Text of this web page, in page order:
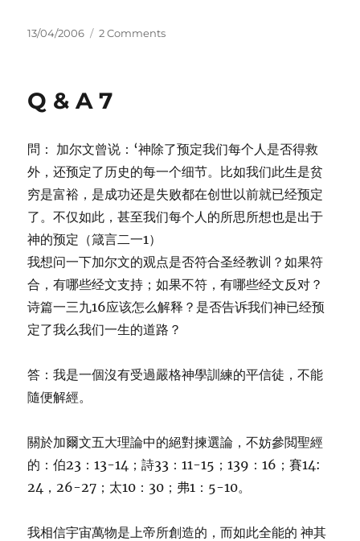
Posted
13/04/2006 2 Commentson
Q & A 7
問： 加尔文曾说：‘神除了预定我们每个人是否得救
外，还预定了历史的每一个细节。比如我们此生是贫
穷是富裕，是成功还是失败都在创世以前就已经预定
了。不仅如此，甚至我们每个人的所思所想也是出于
神的预定（箴言二一1）
我想问一下加尔文的观点是否符合圣经教训？如果符
合，有哪些经文支持；如果不符，有哪些经文反对？
诗篇一三九16应该怎么解释？是否告诉我们神已经预
定了我么我们一生的道路？
答：我是一個沒有受過嚴格神學訓練的平信徒，不能
隨便解經。
關於加爾文五大理論中的絕對揀選論，不妨參閲聖經
的：伯23：13-14；詩33：11-15；139：16；賽14:
24，26-27；太10：30；弗1：5-10。
我相信宇宙萬物是上帝所創造的，而如此全能的 神其